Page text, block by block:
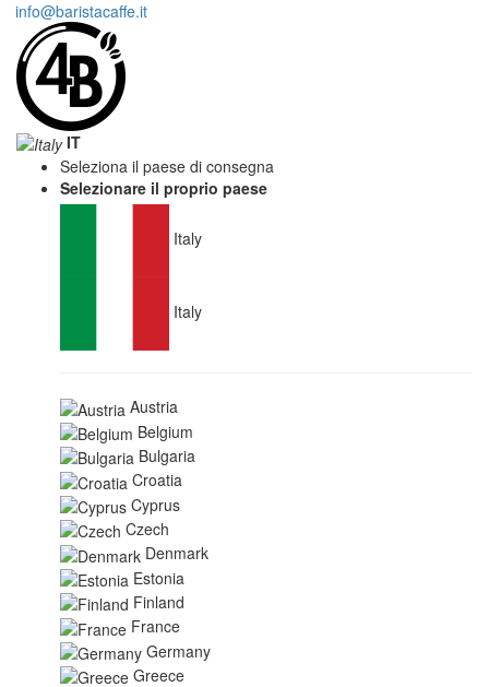
info@baristacaffe.it
IT
Seleziona il paese di consegna
Selezionare il proprio paese
Italy
Italy
Austria
Belgium
Bulgaria
Croatia
Cyprus
Czech
Denmark
Estonia
Finland
France
Germany
Greece